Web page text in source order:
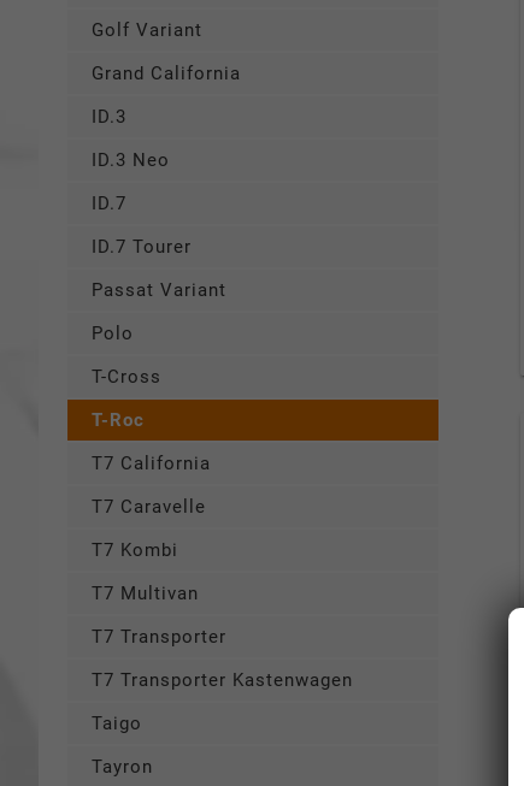
Golf Variant
Grand California
ID.3
ID.3 Neo
ID.7
ID.7 Tourer
Passat Variant
Polo
T-Cross
T-Roc
T7 California
T7 Caravelle
T7 Kombi
T7 Multivan
T7 Transporter
T7 Transporter Kastenwagen
Taigo
Tayron